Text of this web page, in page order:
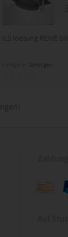
ILS loesung REWE 5N
Sonstiges